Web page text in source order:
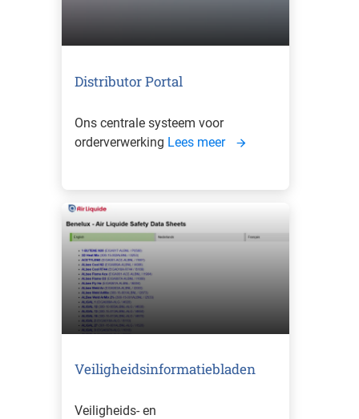
Distributor Portal
Ons centrale systeem voor
orderverwerking Lees meer
Veiligheidsinformatiebladen
Veiligheids- en